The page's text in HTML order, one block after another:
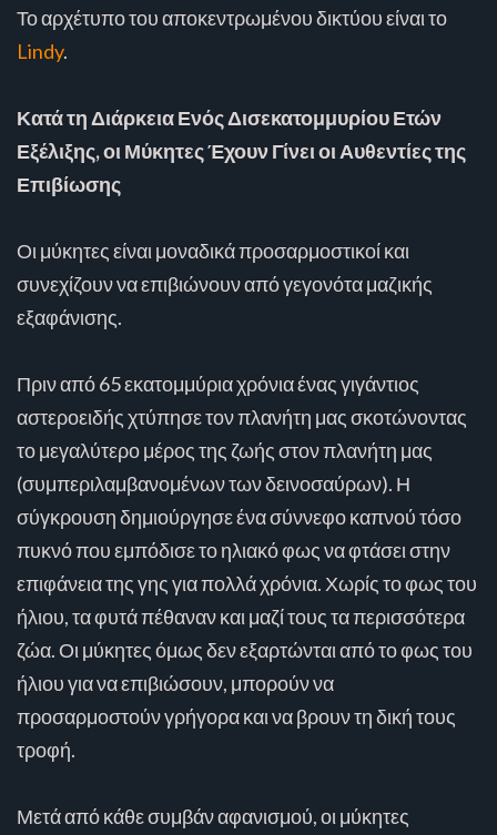
Το αρχέτυπο του αποκεντρωμένου δικτύου είναι το
Lindy.
Κατά τη Διάρκεια Ενός Δισεκατομμυρίου Ετών
Εξέλιξης, οι Μύκητες Έχουν Γίνει οι Αυθεντίες της
Επιβίωσης
Οι μύκητες είναι μοναδικά προσαρμοστικοί και
συνεχίζουν να επιβιώνουν από γεγονότα μαζικής
εξαφάνισης.
Πριν από 65 εκατομμύρια χρόνια ένας γιγάντιος
αστεροειδής χτύπησε τον πλανήτη μας σκοτώνοντας
το μεγαλύτερο μέρος της ζωής στον πλανήτη μας
(συμπεριλαμβανομένων των δεινοσαύρων). Η
σύγκρουση δημιούργησε ένα σύννεφο καπνού τόσο
πυκνό που εμπόδισε το ηλιακό φως να φτάσει στην
επιφάνεια της γης για πολλά χρόνια. Χωρίς το φως του
ήλιου, τα φυτά πέθαναν και μαζί τους τα περισσότερα
ζώα. Οι μύκητες όμως δεν εξαρτώνται από το φως του
ήλιου για να επιβιώσουν, μπορούν να
προσαρμοστούν γρήγορα και να βρουν τη δική τους
τροφή.
Μετά από κάθε συμβάν αφανισμού, οι μύκητες